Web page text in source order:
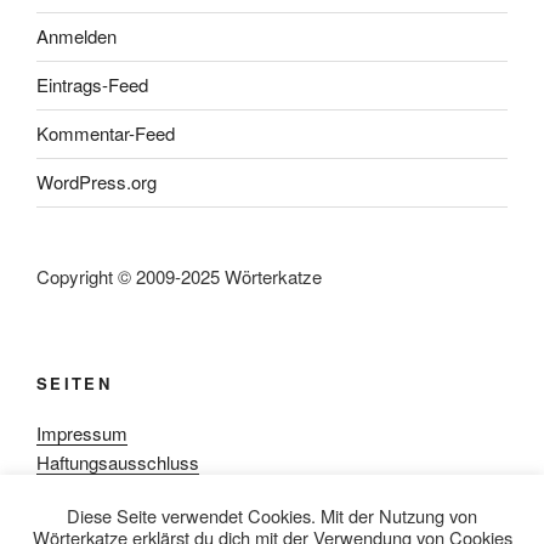
Anmelden
Eintrags-Feed
Kommentar-Feed
WordPress.org
Copyright © 2009-2025 Wörterkatze
SEITEN
Impressum
Haftungsausschluss
Rezensionpolitik
Diese Seite verwendet Cookies. Mit der Nutzung von
Wörterkatze erklärst du dich mit der Verwendung von Cookies